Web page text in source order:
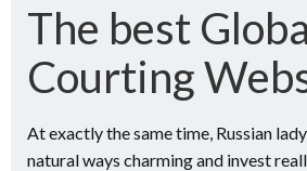
The best
Courting
At exactly the same time, Russian
natural ways charming and invest